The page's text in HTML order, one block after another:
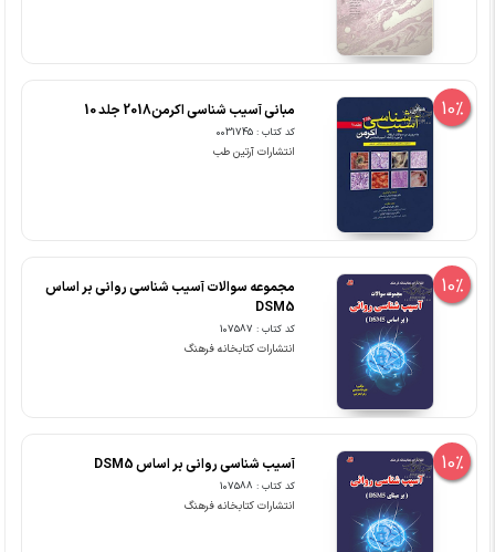
10% مبانی آسیب شناسی اکرمن2018 جلد 10
کد کتاب : 0031745
انتشارات آرتین طب
10%
مجموعه سوالات آسیب شناسی روانی بر اساس
DSM5
کد کتاب : 107587
انتشارات کتابخانه فرهنگ
10% آسیب شناسی روانی بر اساس DSM5
کد کتاب : 107588
انتشارات کتابخانه فرهنگ